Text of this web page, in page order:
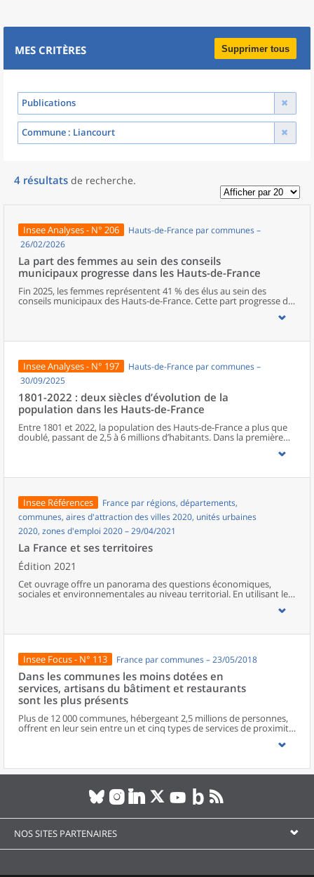
MES CRITÈRES Supprimer tous
Publications
Commune : Liancourt
4 résultats de recherche.
Insee Analyses - N° 206
Hauts-de-France par communes –
26/02/2026
La part des femmes au sein des conseils
municipaux progresse dans les Hauts-de-France
Fin 2025, les femmes représentent 41 % des élus au sein des
conseils municipaux des Hauts-de-France. Cette part progresse de
deux points entre les deux dernières élections municipales, mais
représentation féminine diminue cependant à mesure que les
sur cinq occupé par une femme. Les élues municipales de la région
sont plus jeunes que leurs homologues masculins. En parallèle de
leurs fonctions politiques, elles occupent davantage que ces
et moins souvent des emplois de cadre ou des professions
intellectuelles supérieures.
Insee Analyses - N° 197
Hauts-de-France par communes –
30/09/2025
1801-2022 : deux siècles d’évolution de la
population dans les Hauts-de-France
Entre 1801 et 2022, la population des Hauts-de-France a plus que
doublé, passant de 2,5 à 6 millions d’habitants. Dans la première
moitié du XIXe siècle, l’essor régional est surtout porté par le Nord.
accélérant l’exode rural, bouleverse le peuplement de la région.
pays entre dans une phase de ralentissement démographique. En
première ligne lors des deux conflits mondiaux, les Hauts-de-
France retrouvent leur poids démographique d’avant la Première
Guerre dès les années 1950, à la faveur du baby-boom et de la
reconstruction. Depuis les années 1970, la population subit un
ralentissement, du fait d’une baisse progressive de l’excédent
naturel.
Insee Références
France par régions, départements,
communes, aires d'attraction des villes 2020, unités urbaines
2020, zones d'emploi 2020 – 29/04/2021
La France et ses territoires
Édition 2021
Cet ouvrage offre un panorama des questions économiques,
sociales et environnementales au niveau territorial. En utilisant les
disparités géographiques en France, sur les forces et faiblesses des
population.
Insee Focus - N° 113 France par communes – 23/05/2018
Dans les communes les moins dotées en
services, artisans du bâtiment et restaurants
sont les plus présents
Plus de 12 000 communes, hébergeant 2,5 millions de personnes,
offrent en leur sein entre un et cinq types de services de proximité.
Dans ces communes, les artisans et les restaurants sont les plus
boulangeries ou les supérettes, n’apparaissent de façon
significative que dans les communes offrant au moins dix types de
services de proximité. Quant aux services médicaux, ils sont situés
dans des communes bénéficiant d’un nombre d’équipements
encore plus large. Aux communes qui possèdent au moins un
service de proximité, s’ajoutent 1 888 communes qui n’en
NOS SITES PARTENAIRES